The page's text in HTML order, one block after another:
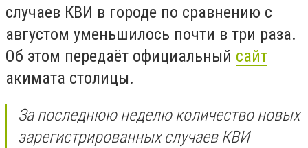
случаев КВИ в городе по сравнению с
августом уменьшилось почти в три раза.
Об этом передаёт официальный сайт
акимата столицы.
За последнюю неделю количество новых
зарегистрированных случаев КВИ